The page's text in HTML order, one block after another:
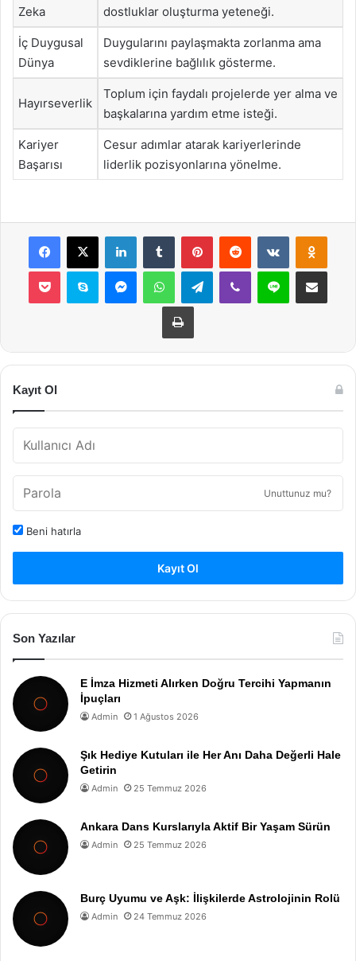
Zeka
dostluklar oluşturma yeteneği.
İç Duygusal
Dünya
Duygularını paylaşmakta zorlanma ama
sevdiklerine bağlılık gösterme.
Hayırseverlik
Toplum için faydalı projelerde yer alma ve
başkalarına yardım etme isteği.
Kariyer
Başarısı
Cesur adımlar atarak kariyerlerinde
liderlik pozisyonlarına yönelme.
Facebook
X LinkedInTumblr PinterestReddit VKontakte
Pocket Skype MessengerWhatsAppTelegramViber Line E-Posta ile
Yazdır
Kayıt Ol
Unuttunuz mu?
Beni hatırla
Kayıt Ol
Son Yazılar
E İmza Hizmeti Alırken Doğru Tercihi Yapmanın
İpuçları
Admin 1 Ağustos 2026
Şık Hediye Kutuları ile Her Anı Daha Değerli Hale
Getirin
Admin 25 Temmuz 2026
Ankara Dans Kurslarıyla Aktif Bir Yaşam Sürün
Admin 25 Temmuz 2026
Burç Uyumu ve Aşk: İlişkilerde Astrolojinin Rolü
Admin 24 Temmuz 2026